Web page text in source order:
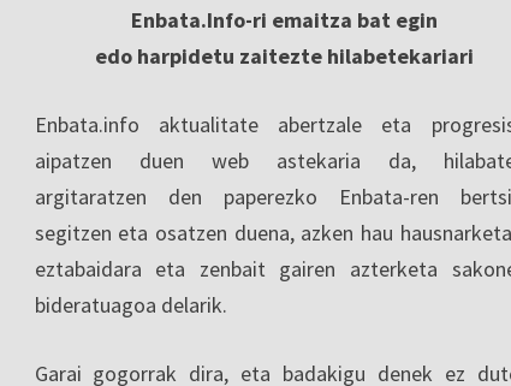
Enbata.Info-ri emaitza bat egin
edo harpidetu zaitezte hilabetekariari
Enbata.info aktualitate abertzale eta
aipatzen duen web astekaria da,
argitaratzen den paperezko Enbata-ren
segitzen eta osatzen duena, azken hau
eztabaidara eta zenbait gairen azterketa
bideratuagoa delarik.
Garai gogorrak dira, eta badakigu denek ez